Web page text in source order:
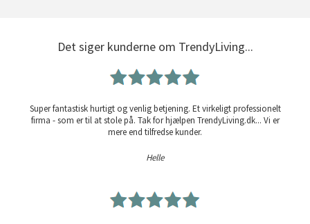
Det siger kunderne om TrendyLiving...
Super fantastisk hurtigt og venlig betjening. Et virkeligt professionelt
firma - som er til at stole på. Tak for hjælpen TrendyLiving.dk... Vi er
mere end tilfredse kunder.
Helle